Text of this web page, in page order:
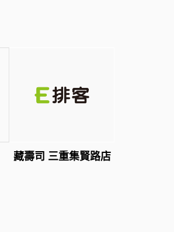
藏壽司 三重集賢路店